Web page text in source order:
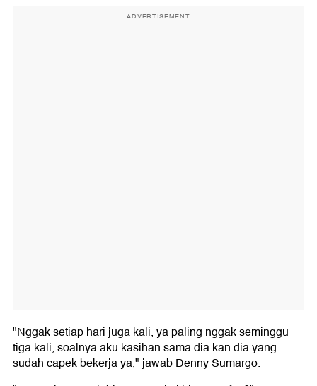
ADVERTISEMENT
"Nggak setiap hari juga kali, ya paling nggak seminggu
tiga kali, soalnya aku kasihan sama dia kan dia yang
sudah capek bekerja ya," jawab Denny Sumargo.